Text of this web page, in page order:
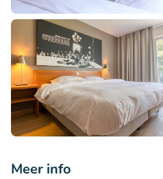
Meer info